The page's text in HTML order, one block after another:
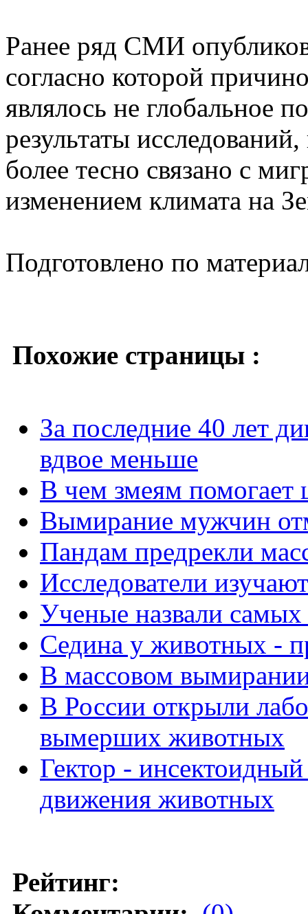
Ранее ряд СМИ
согласно которой
являлось не глобальное
результаты
более тесно связано с
изменением климата на
Подготовлено по
Похожие страницы :
За последние 40 лет
вдвое меньше
В чем змеям помогает
Вымирание мужчин
Пандам предрекли
Исследователи
Ученые назвали
Седина у животных -
В массовом
В России открыли
вымерших животных
Гектор -
движения животных
Рейтинг: